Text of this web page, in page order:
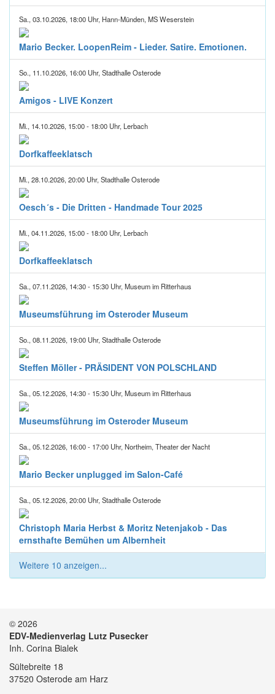
Sa., 03.10.2026, 18:00 Uhr, Hann-Münden, MS Weserstein
Mario Becker. LoopenReim - Lieder. Satire. Emotionen.
So., 11.10.2026, 16:00 Uhr, Stadthalle Osterode
Amigos - LIVE Konzert
Mi., 14.10.2026, 15:00 - 18:00 Uhr, Lerbach
Dorfkaffeeklatsch
Mi., 28.10.2026, 20:00 Uhr, Stadthalle Osterode
Oesch´s - Die Dritten - Handmade Tour 2025
Mi., 04.11.2026, 15:00 - 18:00 Uhr, Lerbach
Dorfkaffeeklatsch
Sa., 07.11.2026, 14:30 - 15:30 Uhr, Museum im Ritterhaus
Museumsführung im Osteroder Museum
So., 08.11.2026, 19:00 Uhr, Stadthalle Osterode
Steffen Möller - PRÄSIDENT VON POLSCHLAND
Sa., 05.12.2026, 14:30 - 15:30 Uhr, Museum im Ritterhaus
Museumsführung im Osteroder Museum
Sa., 05.12.2026, 16:00 - 17:00 Uhr, Northeim, Theater der Nacht
Mario Becker unplugged im Salon-Café
Sa., 05.12.2026, 20:00 Uhr, Stadthalle Osterode
Christoph Maria Herbst & Moritz Netenjakob - Das
ernsthafte Bemühen um Albernheit
Weitere 10 anzeigen...
© 2026
EDV-Medienverlag Lutz Pusecker
Inh. Corina Bialek
Sültebreite 18
37520 Osterode am Harz